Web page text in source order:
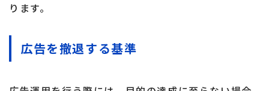
ります。
広告を撤退する基準